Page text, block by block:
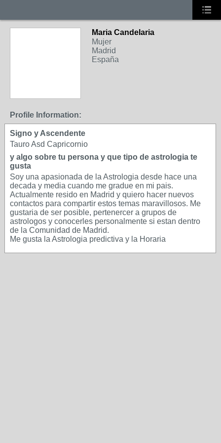
Maria Candelaria
Mujer
Madrid
España
Profile Information:
Signo y Ascendente
Tauro Asd Capricornio
y algo sobre tu persona y que tipo de astrologia te
gusta
Soy una apasionada de la Astrologia desde hace una
decada y media cuando me gradue en mi pais.
Actualmente resido en Madrid y quiero hacer nuevos
contactos para compartir estos temas maravillosos. Me
gustaria de ser posible, pertenercer a grupos de
astrologos y conocerles personalmente si estan dentro
de la Comunidad de Madrid.
Me gusta la Astrologia predictiva y la Horaria